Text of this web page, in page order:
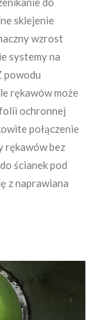
sklejenie
wzrost
systemy na
powodu
rękawów może
ochronnej
połączenie
rękawów bez
ścianek pod
z naprawiana